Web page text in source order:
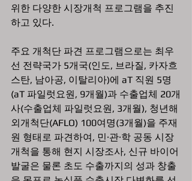
위한 다양한 시장개척 프로그램을 추진
하고 있다.
주요 개척단 파견 프로그램으로는 최우
선 전략국가 5개국(인도, 브라질, 카자흐
스탄, 남아공, 이탈리아)에 aT 직원 5명
(aT 파일럿요원, 9개월)과 수출업체 20개
사(수출업체 파일럿요원, 3개월), 청년해
외개척단(AFLO) 100여명(3개월)을 주재
원 형태로 파견하여, 민·관·학 공동 시장
개척을 통해 현지 시장조사, 신규 바이어
발굴은 물론 초도 수출까지의 성과 창출